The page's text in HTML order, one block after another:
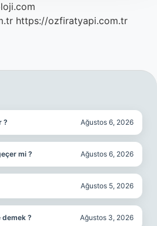
https://ozfiratyapi.com.tr
? Ağustos 6, 2026
mi ? Ağustos 6, 2026
Ağustos 5, 2026
? Ağustos 3, 2026